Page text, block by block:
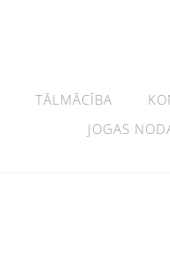
TĀLMĀCĪBA
JOGAS